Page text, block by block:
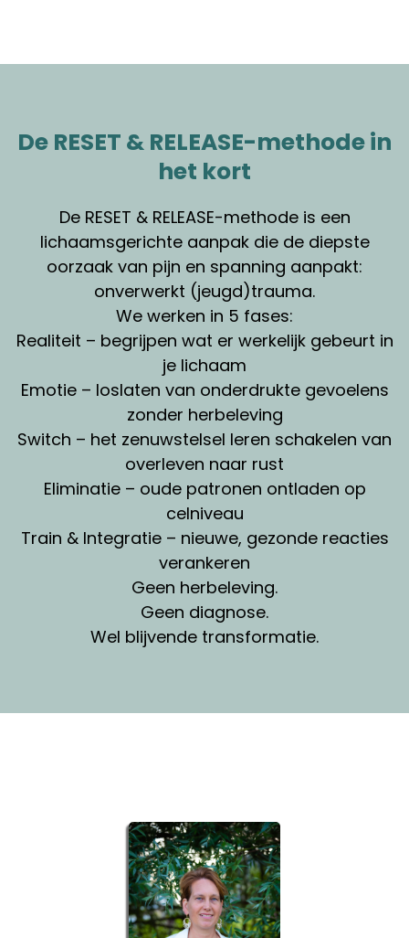
De RESET & RELEASE-methode in
het kort
De RESET & RELEASE-methode is een
lichaamsgerichte aanpak die de diepste
oorzaak van pijn en spanning aanpakt:
onverwerkt (jeugd)trauma.
We werken in 5 fases:
Realiteit – begrijpen wat er werkelijk gebeurt in
je lichaam
Emotie – loslaten van onderdrukte gevoelens
zonder herbeleving
Switch – het zenuwstelsel leren schakelen van
overleven naar rust
Eliminatie – oude patronen ontladen op
celniveau
Train & Integratie – nieuwe, gezonde reacties
verankeren
Geen herbeleving.
Geen diagnose.
Wel blijvende transformatie.